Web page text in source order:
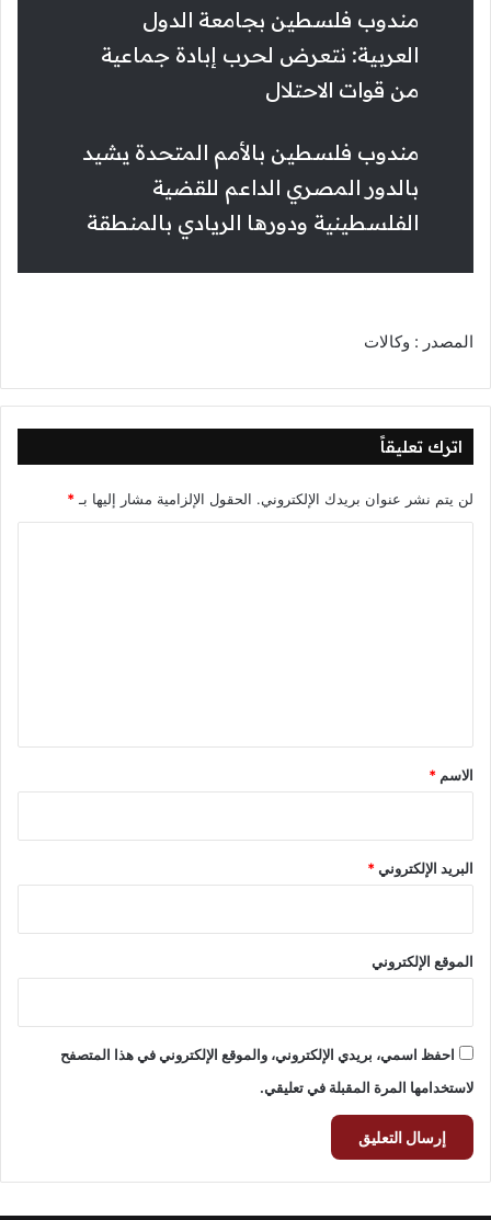
مندوب فلسطين بجامعة الدول
العربية: نتعرض لحرب إبادة جماعية
من قوات الاحتلال
مندوب فلسطين بالأمم المتحدة يشيد
بالدور المصري الداعم للقضية
الفلسطينية ودورها الريادي بالمنطقة
المصدر : وكالات
اترك تعليقاً
لن يتم نشر عنوان بريدك الإلكتروني. الحقول الإلزامية مشار إليها بـ *
*
الاسم *
البريد الإلكتروني*
الموقع الإلكتروني
احفظ اسمي، بريدي الإلكتروني، والموقع الإلكتروني في هذا المتصفح
لاستخدامها المرة المقبلة في تعليقي.